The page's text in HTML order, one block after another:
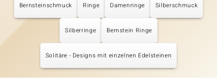
Bernsteinschmuck Ringe Damenringe Silberschmuck
Silberringe Bernstein Ringe
Solitäre - Designs mit einzelnen Edelsteinen